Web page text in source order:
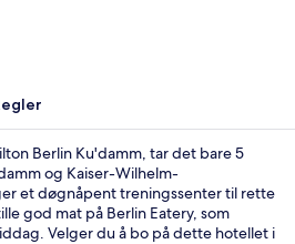
Berlin Ku'damm, tar det bare 5
og Kaiser-Wilhelm-
et døgnåpent treningssenter til rette
god mat på Berlin Eatery, som
Velger du å bo på dette hotellet i